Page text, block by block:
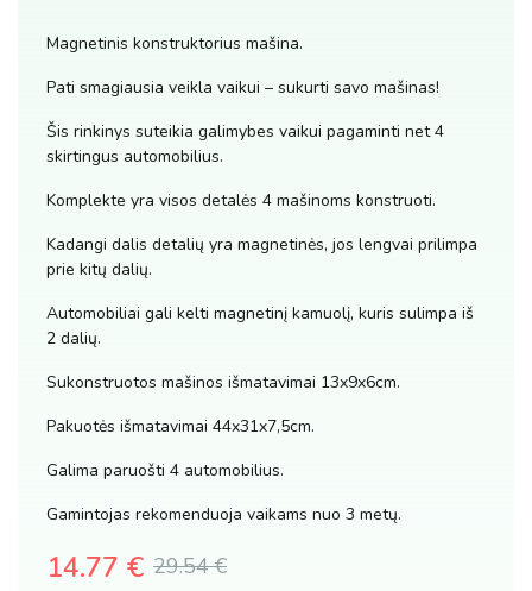
Magnetinis konstruktorius mašina.
Pati smagiausia veikla vaikui – sukurti savo mašinas!
Šis rinkinys suteikia galimybes vaikui pagaminti net 4
skirtingus automobilius.
Komplekte yra visos detalės 4 mašinoms konstruoti.
Kadangi dalis detalių yra magnetinės, jos lengvai prilimpa
prie kitų dalių.
Automobiliai gali kelti magnetinį kamuolį, kuris sulimpa iš
2 dalių.
Sukonstruotos mašinos išmatavimai 13x9x6cm.
Pakuotės išmatavimai 44x31x7,5cm.
Galima paruošti 4 automobilius.
Gamintojas rekomenduoja vaikams nuo 3 metų.
29.54€
14.77 €